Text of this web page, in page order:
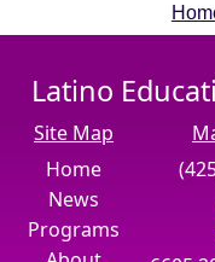
Latino
Site Map
Home
News
Programs